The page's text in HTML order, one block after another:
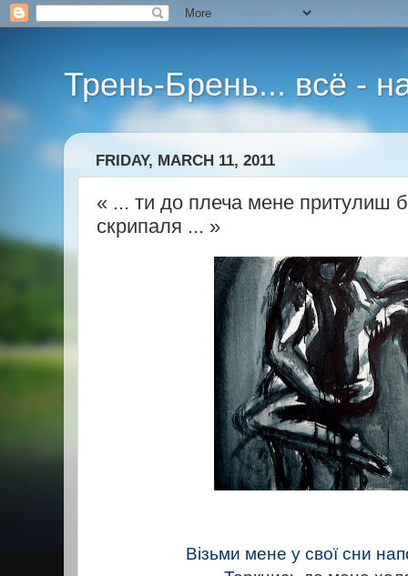
Трень-Брень... всё -
FRIDAY, MARCH 11, 2011
« ... ти до плеча мене притулиш
скрипаля ... »
Візьми мене у свої сни